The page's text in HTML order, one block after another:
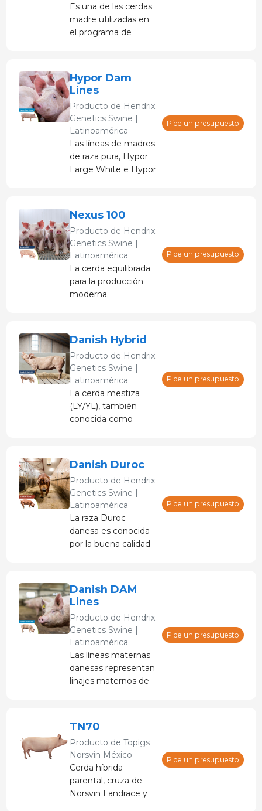
Es una de las cerdas
madre utilizadas en
el programa de
para la conocida
cerda cruzada
(LY/YL).
Hypor Dam
Lines
Producto de Hendrix
Genetics Swine |
Latinoamérica
Las líneas de madres
de raza pura, Hypor
Large White e Hypor
Hypor Libra.
Pide un presupuesto
Nexus 100
Producto de Hendrix
Genetics Swine |
Latinoamérica
La cerda equilibrada
para la producción
moderna.
Pide un presupuesto
Danish Hybrid
Producto de Hendrix
Genetics Swine |
Latinoamérica
La cerda mestiza
(LY/YL), también
conocida como
Landrace danesa. El
resultado es la cerda
ideal para la
producción de
cerdos de engorde
en términos de
rentabilidad y
Pide un presupuesto
Danish Duroc
Producto de Hendrix
Genetics Swine |
Latinoamérica
La raza Duroc
danesa es conocida
por la buena calidad
la raza Duroc de
Danish Genetics
puede esperar
menores costos de
alimentación y un
crecimiento rápido, lo
que significa
mayores ganancias
Pide un presupuesto
Danish DAM
Lines
Producto de Hendrix
Genetics Swine |
Latinoamérica
Las líneas maternas
danesas representan
linajes maternos de
producir ejemplares
de primer nivel.
Pide un presupuesto
TN70
Producto de Topigs
Norsvin México
Cerda híbrida
parental, cruza de
Norsvin Landrace y
Pide un presupuesto